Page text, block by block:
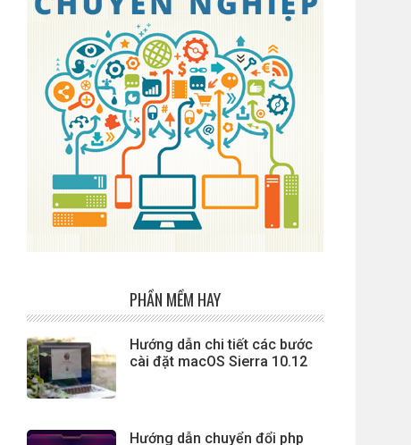
PHẦN MỀM HAY
Hướng dẫn chi tiết các bước
cài đặt macOS Sierra 10.12
Hướng dẫn chuyển đổi php